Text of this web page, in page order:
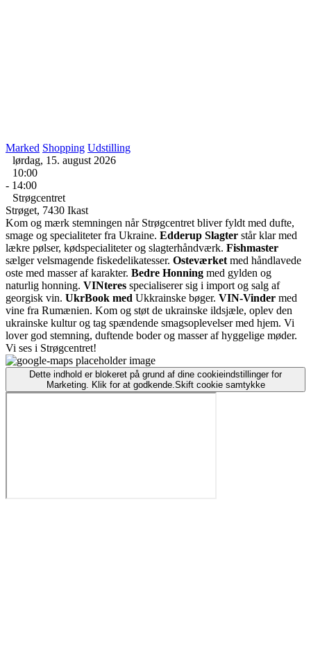
Marked Shopping Udstilling
lørdag, 15. august 2026
10:00
- 14:00
Strøgcentret
Strøget, 7430 Ikast
Kom og mærk stemningen når Strøgcentret bliver fyldt med dufte,
smage og specialiteter fra Ukraine. Edderup Slagter står klar med
lækre pølser, kødspecialiteter og slagterhåndværk. Fishmaster
sælger velsmagende fiskedelikatesser. Osteværket med håndlavede
oste med masser af karakter. Bedre Honning med gylden og
naturlig honning. VINteres specialiserer sig i import og salg af
georgisk vin. UkrBook med Ukkrainske bøger. VIN-Vinder med
vine fra Rumænien. Kom og støt de ukrainske ildsjæle, oplev den
ukrainske kultur og tag spændende smagsoplevelser med hjem. Vi
lover god stemning, duftende boder og masser af hyggelige møder.
Vi ses i Strøgcentret!
Dette indhold er blokeret på grund af dine cookieindstillinger for
Marketing. Klik for at godkende.Skift cookie samtykke